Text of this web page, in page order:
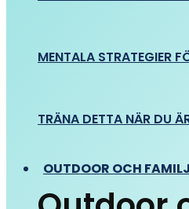
MENTALA STRATEGIER
TRÄNA DETTA NÄR DU
OUTDOOR OCH FAMILJ